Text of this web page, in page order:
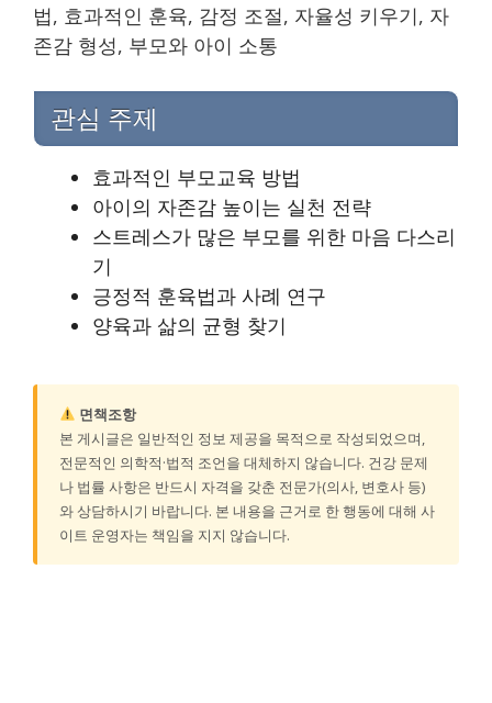
법, 효과적인 훈육, 감정 조절, 자율성 키우기, 자
존감 형성, 부모와 아이 소통
관심 주제
효과적인 부모교육 방법
아이의 자존감 높이는 실천 전략
스트레스가 많은 부모를 위한 마음 다스리
기
긍정적 훈육법과 사례 연구
양육과 삶의 균형 찾기
면책조항
본 게시글은 일반적인 정보 제공을 목적으로 작성되었으며,
전문적인 의학적·법적 조언을 대체하지 않습니다. 건강 문제
나 법률 사항은 반드시 자격을 갖춘 전문가(의사, 변호사 등)
와 상담하시기 바랍니다. 본 내용을 근거로 한 행동에 대해 사
이트 운영자는 책임을 지지 않습니다.